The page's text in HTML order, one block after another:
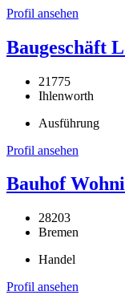
Profil ansehen
Baugeschäft
21775
Ihlenworth
Ausführung
Profil ansehen
Bauhof
28203
Bremen
Handel
Profil ansehen